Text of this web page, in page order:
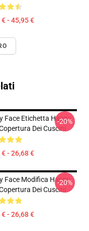
- 45,95 €
Face Etichetta Happy
Dei Cuscini
- 26,68 €
-20%
Face Modifica Happy
Dei Cuscini
- 26,68 €
-20%